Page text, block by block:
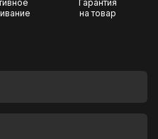
Гарантия
на товар